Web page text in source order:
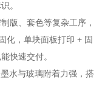
。
版、套色等复杂工序，
化，单块面板打印 + 固
快速交付。
水与玻璃附着力强，搭